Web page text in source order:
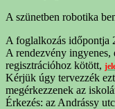
A szünetben robotika
A foglalkozás időpontja
A rendezvény ingyenes,
regisztrációhoz kötött,
Kérjük úgy tervezzék
megérkezzenek az
Érkezés: az Andrássy